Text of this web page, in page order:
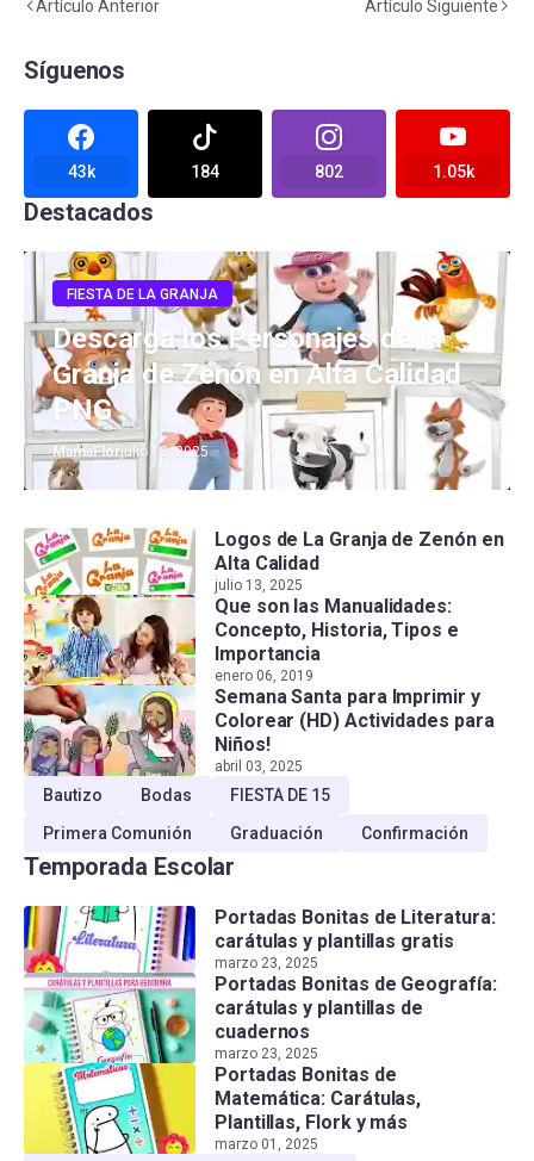
Artículo Anterior Artículo Siguiente
Síguenos
43k 184 802 1.05k
Destacados
FIESTA DE LA GRANJA
Descarga los Personajes de la
Granja de Zenón en Alta Calidad
PNG
MamaFlorjulio 13, 2025
Logos de La Granja de Zenón en
Alta Calidad
julio 13, 2025
Que son las Manualidades:
Concepto, Historia, Tipos e
Importancia
enero 06, 2019
Semana Santa para Imprimir y
Colorear (HD) Actividades para
Niños!
abril 03, 2025
Bautizo Bodas
FIESTA DE 15
Primera Comunión
Graduación Confirmación
Temporada Escolar
Portadas Bonitas de Literatura:
carátulas y plantillas gratis
marzo 23, 2025
Portadas Bonitas de Geografía:
carátulas y plantillas de
cuadernos
marzo 23, 2025
Portadas Bonitas de
Matemática: Carátulas,
Plantillas, Flork y más
marzo 01, 2025